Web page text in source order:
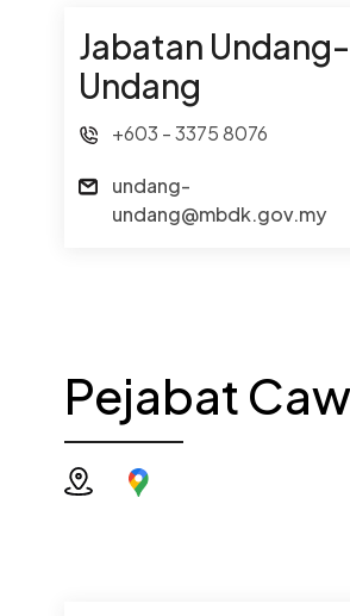
Jabatan Undang-
Undang
+603 - 3375 8076
undang-
undang@mbdk.gov.my
Pejabat